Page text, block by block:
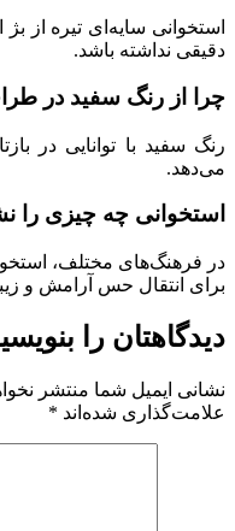
استخوانی سایه‌ای تیره از
دقیقی نداشته باشد.
چرا از رنگ سفید در
رنگ سفید با توانایی در
می‌دهد.
استخوانی چه چیزی را
در فرهنگ‌های مختلف،
برای انتقال حس آرامش و
دیدگاهتان را
نشانی ایمیل شما منتشر
علامت‌گذاری شده‌اند *